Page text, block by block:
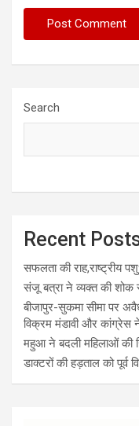
Search
Recent
सफलता की राह,राष्ट्रीय
संजू बत्रा ने व्यक्त की शोक
बीजापुर-सुकमा सीमा पर
विक्रम मंडावी और कांग्रेस
महुआ ने बदली महिलाओं की
डाक्टरों की हड़ताल को पूर्व